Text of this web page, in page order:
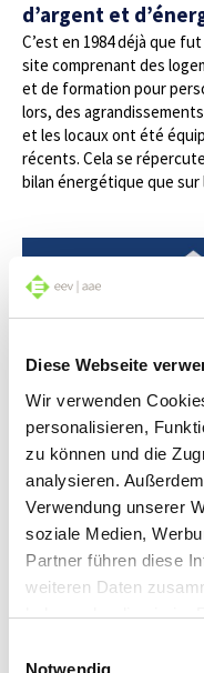
Diese Webseite
Wir verwenden
personalisieren,
zu können und die
analysieren.
Verwendung unserer
soziale Medien,
Partner führen diese
weiteren Daten
haben oder die sie im
Notwendig
d’argent et
C’est en 1984 déjà que
site comprenant des
et de formation pour
lors, des
et les locaux ont été
récents. Cela se
bilan énergétique que
Smart Home:
notion
Home smart Home: que
smartphone, systèmes
installations multimédia